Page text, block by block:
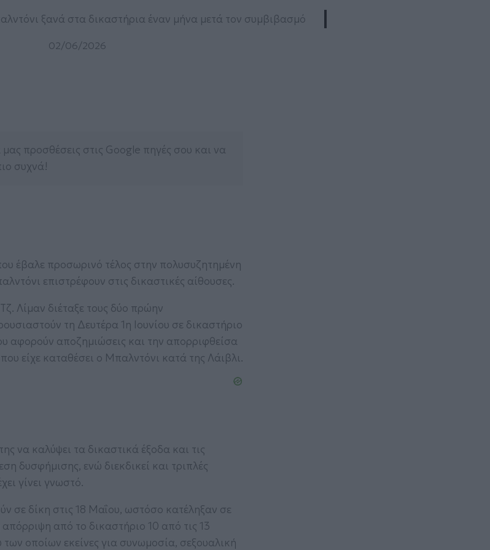
ξανά στα δικαστήρια έναν μήνα μετά τον συμβιβασμό
02/06/2026
μας προσθέσεις στις Google πηγές σου και να
συχνά!
έβαλε προσωρινό τέλος στην πολυσυζητημένη
επιστρέφουν στις δικαστικές αίθουσες.
Λίμαν διέταξε τους δύο πρώην
τη Δευτέρα 1η Ιουνίου σε δικαστήριο
αφορούν αποζημιώσεις και την απορριφθείσα
είχε καταθέσει ο Μπαλντόνι κατά της Λάιβλι.
να καλύψει τα δικαστικά έξοδα και τις
δυσφήμισης, ενώ διεκδικεί και τριπλές
γίνει γνωστό.
σε δίκη στις 18 Μαΐου, ωστόσο κατέληξαν σε
από το δικαστήριο 10 από τις 13
οποίων εκείνες για συνωμοσία, σεξουαλική